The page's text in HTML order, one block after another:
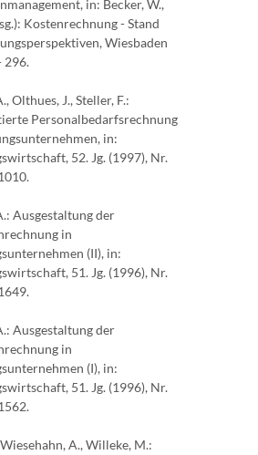
in: Becker, W.,
Kostenrechnung - Stand
Wiesbaden
296.
Olthues, J., Steller, F.:
Personalbedarfsrechnung
in:
52. Jg. (1997), Nr.
Ausgestaltung der
in
(II), in:
51. Jg. (1996), Nr.
Ausgestaltung der
in
(I), in:
51. Jg. (1996), Nr.
A., Willeke, M.: